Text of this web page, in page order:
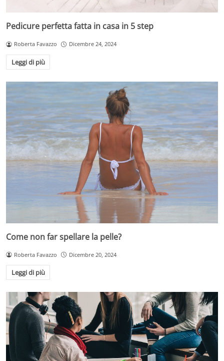
Pedicure perfetta fatta in casa in 5 step
Roberta Favazzo Dicembre 24, 2024
Leggi di più
Come non far spellare la pelle?
Roberta Favazzo Dicembre 20, 2024
Leggi di più